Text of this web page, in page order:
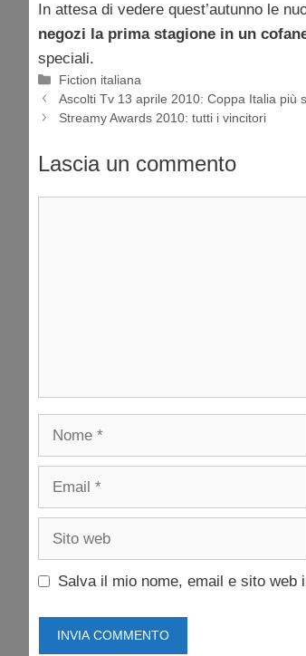
In attesa di vedere quest’autunno le
negozi la prima stagione in un
speciali.
Categorie
Fiction italiana
Ascolti Tv 13 aprile 2010: Coppa Italia più
Streamy Awards 2010: tutti i vincitori
Lascia un commento
Salva il mio nome, email e sito web